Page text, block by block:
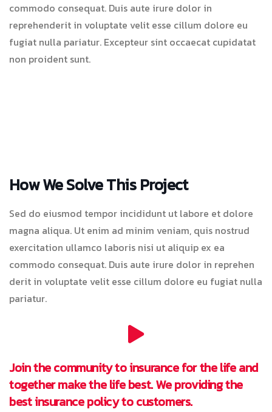
commodo consequat. Duis aute irure dolor in
reprehenderit in voluptate velit esse cillum dolore eu
fugiat nulla pariatur. Excepteur sint occaecat cupidatat
non proident sunt.
How We Solve This Project
Sed do eiusmod tempor incididunt ut labore et dolore
magna aliqua. Ut enim ad minim veniam, quis nostrud
exercitation ullamco laboris nisi ut aliquip ex ea
commodo consequat. Duis aute irure dolor in reprehen
derit in voluptate velit esse cillum dolore eu fugiat nulla
pariatur.
Join the community to insurance for the life and
together make the life best. We providing the
best insurance policy to customers.